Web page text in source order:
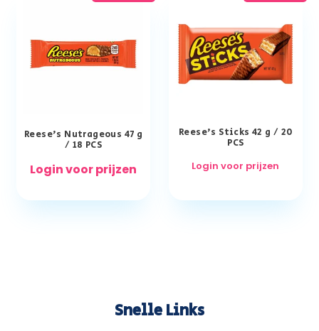
Reese’s Nutrageous 47 g
/ 18 PCS
Login voor prijzen
Reese’s Sticks 42 g / 20
PCS
Login voor prijzen
Snelle Links